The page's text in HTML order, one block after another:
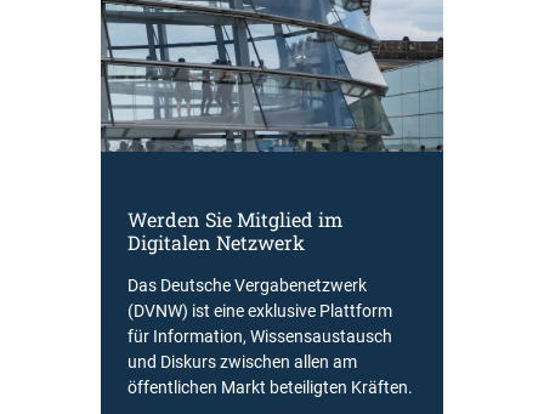
Werden Sie Mitglied im
Digitalen Netzwerk
Das Deutsche Vergabenetzwerk
(DVNW) ist eine exklusive Plattform
für Information, Wissensaustausch
und Diskurs zwischen allen am
öffentlichen Markt beteiligten Kräften.